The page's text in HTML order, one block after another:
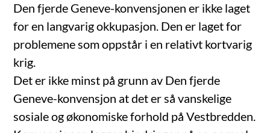
Den fjerde Geneve-konvensjonen er ikke laget
for en langvarig okkupasjon. Den er laget for
problemene som oppstår i en relativt kortvarig
krig.
Det er ikke minst på grunn av Den fjerde
Geneve-konvensjon at det er så vanskelige
sosiale og økonomiske forhold på Vestbredden.